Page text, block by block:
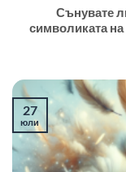
Сънувате
символиката
27
юли